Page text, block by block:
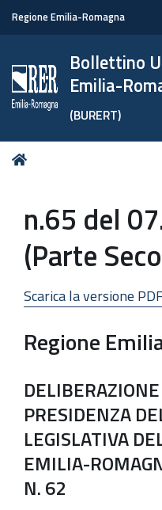
Regione Emilia-Romagna
Bollettino
Emilia-
(BURERT)
Tu
n.65 del
(Parte
Scarica la versione
Regione
PRESIDENZA
LEGISLATIVA
EMILIA-
N. 62